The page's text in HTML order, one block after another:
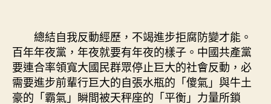
總結自我反動經歷，不竭進步拒腐防變才能。
百年年夜黨，年夜就要有年夜的樣子。中國共產黨
要連合率領寬大國民群眾停止巨大的社會反動，必
需要進步前輩行巨大的自張水瓶的「傻氣」與牛土
豪的「霸氣」瞬間被天秤座的「平衡」力量所鎖